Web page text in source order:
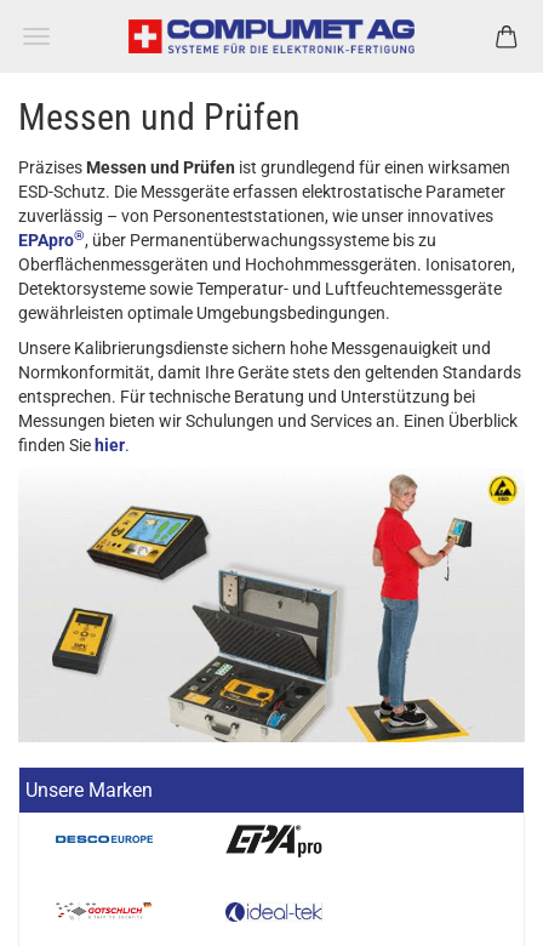
Messen und Prüfen
Präzises Messen und Prüfen ist grundlegend für einen wirksamen
ESD-Schutz. Die Messgeräte erfassen elektrostatische Parameter
zuverlässig – von Personenteststationen, wie unser innovatives
EPApro®, über Permanentüberwachungssysteme bis zu
Oberflächenmessgeräten und Hochohmmessgeräten. Ionisatoren,
Detektorsysteme sowie Temperatur- und Luftfeuchtemessgeräte
gewährleisten optimale Umgebungsbedingungen.
Unsere Kalibrierungsdienste sichern hohe Messgenauigkeit und
Normkonformität, damit Ihre Geräte stets den geltenden Standards
entsprechen. Für technische Beratung und Unterstützung bei
Messungen bieten wir Schulungen und Services an. Einen Überblick
finden Sie hier.
Unsere Marken